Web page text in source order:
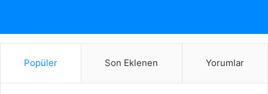
Popüler Son Eklenen Yorumlar